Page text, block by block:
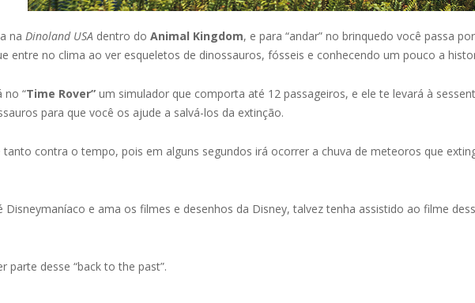
na Dinoland USA dentro do Animal Kingdom, e para “andar” no brinquedo você passa
entre no clima ao ver esqueletos de dinossauros, fósseis e conhecendo um pouco a
no “Time Rover” um simulador que comporta até 12 passageiros, e ele te levará à
para que você os ajude a salvá-los da extinção.
tanto contra o tempo, pois em alguns segundos irá ocorrer a chuva de meteoros que
Disneymaníaco e ama os filmes e desenhos da Disney, talvez tenha assistido ao filme
parte desse “back to the past”.